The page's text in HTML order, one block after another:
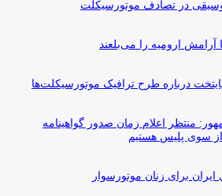
در تصادف موتورسیکلت
ارومیه را می‌بلعند
درباره طرح ترافیک موتورسیکلت‌ها
منتظر اعلام زمان صدور گواهینامه
از سوی پلیس هستیم
برای زنان موتورسوار